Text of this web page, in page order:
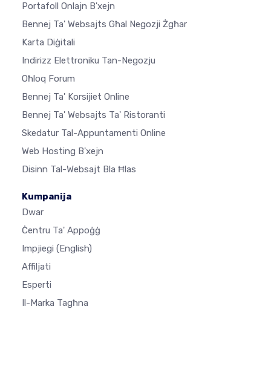
Portafoll Onlajn B'xejn
Bennej Ta' Websajts Għal Negozji Żgħar
Karta Diġitali
Indirizz Elettroniku Tan-Negozju
Oħloq Forum
Bennej Ta' Korsijiet Online
Bennej Ta' Websajts Ta' Ristoranti
Skedatur Tal-Appuntamenti Online
Web Hosting B'xejn
Disinn Tal-Websajt Bla Ħlas
Kumpanija
Dwar
Ċentru Ta' Appoġġ
Impjiegi (English)
Affiljati
Esperti
Il-Marka Tagħna